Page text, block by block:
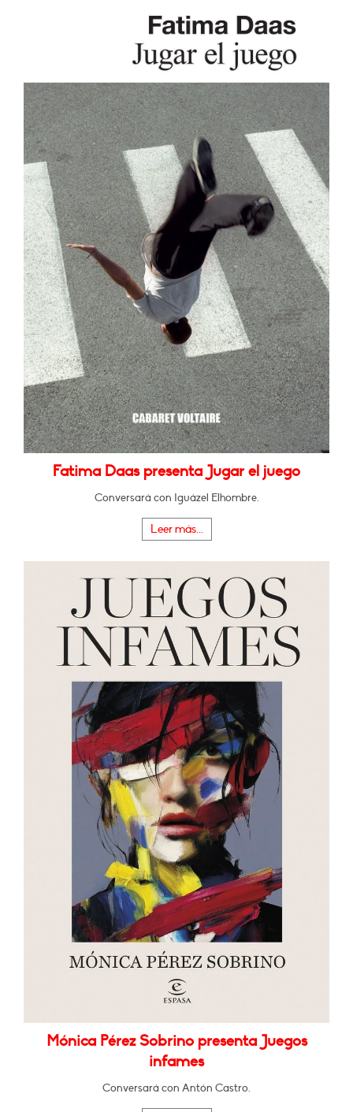
Fatima Daas presenta Jugar el juego
Conversará con Iguázel Elhombre.
Leer más...
Mónica Pérez Sobrino presenta Juegos
infames
Conversará con Antón Castro.